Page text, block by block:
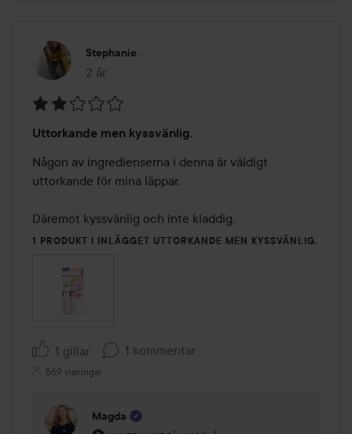
Stephanie
2 år
Inlägget skapades 2 år
2
av
5
Uttorkande men kyssvänlig.
Någon av ingredienserna i denna är väldigt
uttorkande för mina läppar.
Däremot kyssvänlig och inte kladdig.
1 PRODUKT I INLÄGGET UTTORKANDE MEN KYSSVÄNLIG.
1 gillar 1 kommentar
869 visningar
Magda